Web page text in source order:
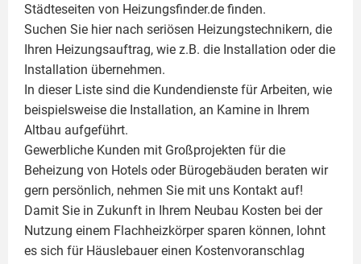
Städteseiten von Heizungsfinder.de finden.
Suchen Sie hier nach seriösen Heizungstechnikern, die
Ihren Heizungsauftrag, wie z.B. die Installation oder die
Installation übernehmen.
In dieser Liste sind die Kundendienste für Arbeiten, wie
beispielsweise die Installation, an Kamine in Ihrem
Altbau aufgeführt.
Gewerbliche Kunden mit Großprojekten für die
Beheizung von Hotels oder Bürogebäuden beraten wir
gern persönlich, nehmen Sie mit uns Kontakt auf!
Damit Sie in Zukunft in Ihrem Neubau Kosten bei der
Nutzung einem Flachheizkörpersparen können, lohnt
es sich für Häuslebauer einen Kostenvoranschlag